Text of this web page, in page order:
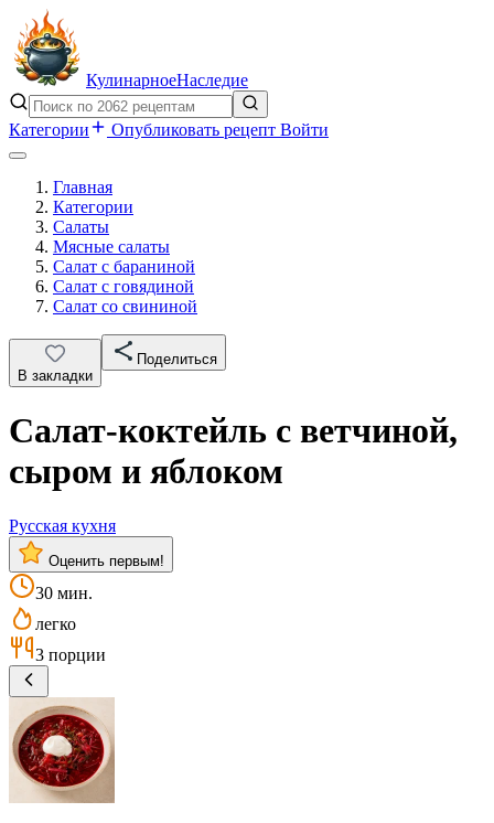
КулинарноеНаследие
Категории Опубликовать рецепт Войти
Главная
Категории
Салаты
Мясные салаты
Салат с бараниной
Салат с говядиной
Салат со свининой
В закладки
Поделиться
Салат-коктейль с ветчиной,
сыром и яблоком
Русская кухня
Оценить первым!
30 мин.
легко
3 порции